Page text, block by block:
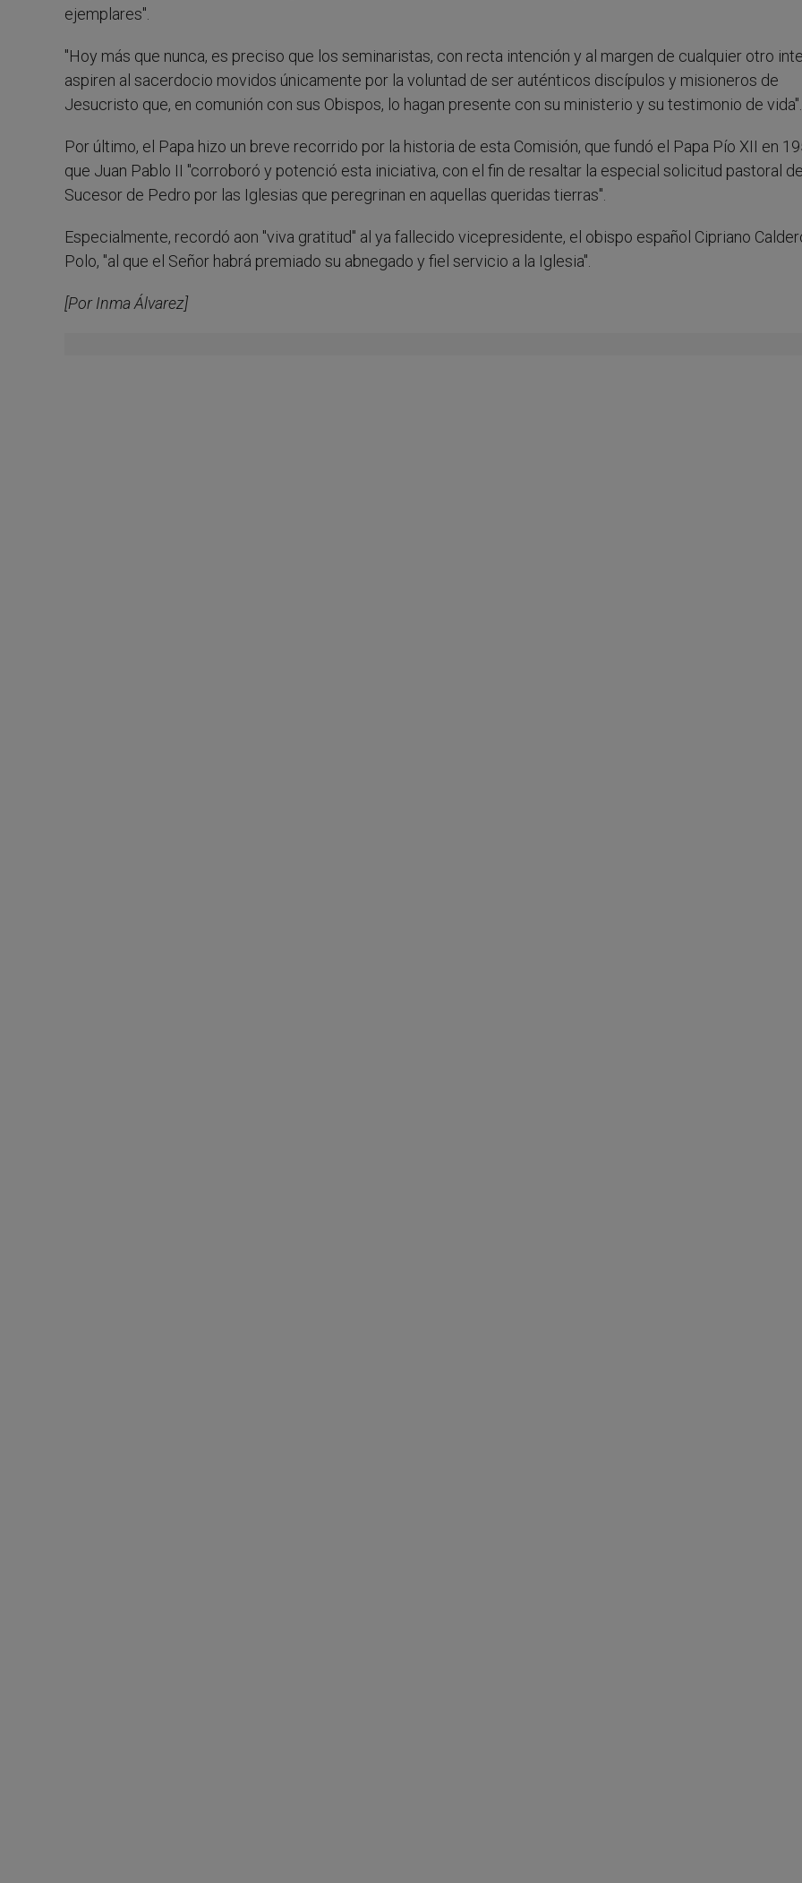
ejemplares".
"Hoy más que nunca, es preciso que los seminaristas, con recta intención y al margen de cualquier otro
aspiren al sacerdocio movidos únicamente por la voluntad de ser auténticos discípulos y misioneros de
Jesucristo que, en comunión con sus Obispos, lo hagan presente con su ministerio y su testimonio de vida".
Por último, el Papa hizo un breve recorrido por la historia de esta Comisión, que fundó el Papa Pío XII en
que Juan Pablo II "corroboró y potenció esta iniciativa, con el fin de resaltar la especial solicitud pastoral del
Sucesor de Pedro por las Iglesias que peregrinan en aquellas queridas tierras".
Especialmente, recordó aon "viva gratitud" al ya fallecido vicepresidente, el obispo español Cipriano
Polo, "al que el Señor habrá premiado su abnegado y fiel servicio a la Iglesia".
[Por Inma Álvarez]